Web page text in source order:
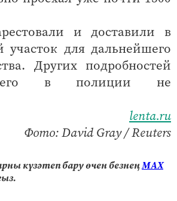
и доставили в
участок для дальнейшего
Других подробностей
в полиции не
lenta.ru
Фото: David Gray / Reuters
күзәтеп бару өчен безнеңМАХ